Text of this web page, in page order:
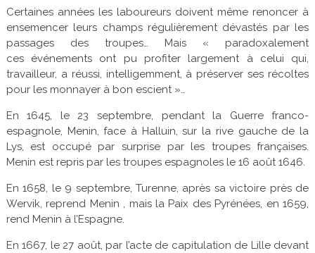
Certaines années les laboureurs doivent même renoncer à
ensemencer leurs champs régulièrement dévastés par les
passages des troupes… Mais « paradoxalement
ces événements ont pu profiter largement à celui qui,
travailleur, a réussi, intelligemment, à préserver ses récoltes
pour les monnayer à bon escient »…
En 1645, le 23 septembre, pendant la Guerre franco-
espagnole, Menin, face à Halluin, sur la rive gauche de la
Lys, est occupé par surprise par les troupes françaises.
Menin est repris par les troupes espagnoles le 16 août 1646.
En 1658, le 9 septembre, Turenne, après sa victoire près de
Wervik, reprend Menin , mais la Paix des Pyrénées, en 1659,
rend Menin à l’Espagne.
En 1667, le 27 août, par l’acte de capitulation de Lille devant